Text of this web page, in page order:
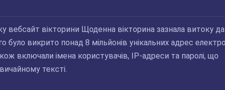
вебсайт вікторини Щоденна вікторина зазнала витоку
було викрито понад 8 мільйонів унікальних адрес
включали імена користувачів, IP-адреси та паролі, що
тексті.